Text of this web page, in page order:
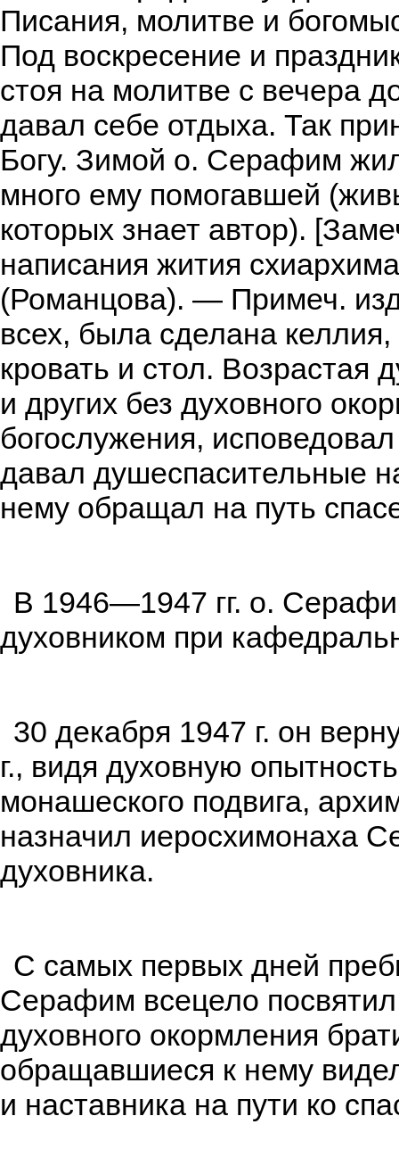
Писания, молитве и
Под воскресение и
стоя на молитве с вечера
давал себе отдыха. Так
Богу. Зимой о. Серафим
много ему помогавшей
которых знает автор).
написания жития
(Романцова). — Примеч.
всех, была сделана
кровать и стол.
и других без духовного
богослужения,
давал душеспасительные
нему обращал на путь
В 1946—1947 гг. о.
духовником при
30 декабря 1947 г. он
г., видя духовную
монашеского подвига,
назначил иеросхимонаха
духовника.
С самых первых дней
Серафим всецело
духовного окормления
обращавшиеся к нему
и наставника на пути ко